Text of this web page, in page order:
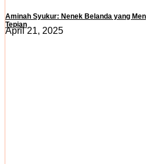
Aminah Syukur: Nenek Belanda yang
Tepian
April 21, 2025